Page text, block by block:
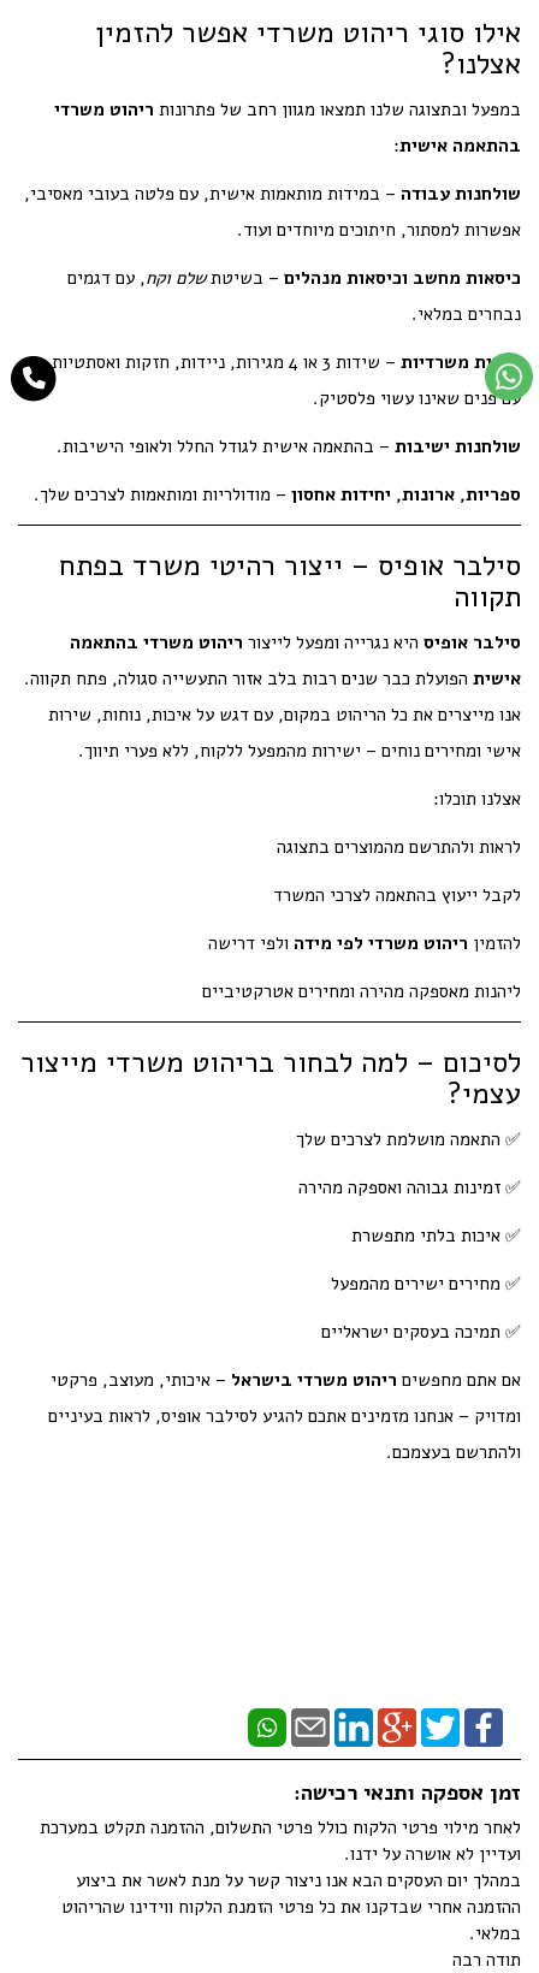
אילו סוגי ריהוט משרדי אפשר להזמין
אצלנו?
במפעל ובתצוגה שלנו תמצאו מגוון רחב של פתרונות ריהוט משרדי
בהתאמה אישית:
שולחנות עבודה – במידות מותאמות אישית, עם פלטה בעובי מאסיבי,
אפשרות למסתור, חיתוכים מיוחדים ועוד.
כיסאות מחשב וכיסאות מנהלים – בשיטתשלם וקח, עם דגמים
נבחרים במלאי.
שידות משרדיות
– שידות 3 או 4 מגירות, ניידות, חזקות ואסתטיות –
עם פנים שאינו עשוי פלסטיק.
שולחנות ישיבות – בהתאמה אישית לגודל החלל ולאופי הישיבות.
ספריות, ארונות, יחידות אחסון – מודולריות ומותאמות לצרכים שלך.
סילבר אופיס – ייצור רהיטי משרד בפתח
תקווה
סילבר אופיס היא נגרייה ומפעל לייצור ריהוט משרדי בהתאמה
אישית הפועלת כבר שנים רבות בלב אזור התעשייה סגולה, פתח תקווה.
אנו מייצרים את כל הריהוט במקום, עם דגש על איכות, נוחות, שירות
אישי ומחירים נוחים – ישירות מהמפעל ללקוח, ללא פערי תיווך.
אצלנו תוכלו:
לראות ולהתרשם מהמוצרים בתצוגה
לקבל ייעוץ בהתאמה לצרכי המשרד
להזמין ריהוט משרדי לפי מידה ולפי דרישה
ליהנות מאספקה מהירה ומחירים אטרקטיביים
לסיכום – למה לבחור בריהוט משרדי מייצור
עצמי?
✅ התאמה מושלמת לצרכים שלך
✅ זמינות גבוהה ואספקה מהירה
✅ איכות בלתי מתפשרת
✅ מחירים ישירים מהמפעל
✅ תמיכה בעסקים ישראליים
אם אתם מחפשים ריהוט משרדי בישראל – איכותי, מעוצב, פרקטי
ומדויק – אנחנו מזמינים אתכם להגיע לסילבר אופיס, לראות בעיניים
ולהתרשם בעצמכם.
זמן אספקה ותנאי רכישה:
לאחר מילוי פרטי הלקוח כולל פרטי התשלום, ההזמנה תקלט במערכת
ועדיין לא אושרה על ידנו.
במהלך יום העסקים הבא אנו ניצור קשר על מנת לאשר את ביצוע
ההזמנה אחרי שבדקנו את כל פרטי הזמנת הלקוח ווידינו שהריהוט
במלאי.
תודה רבה